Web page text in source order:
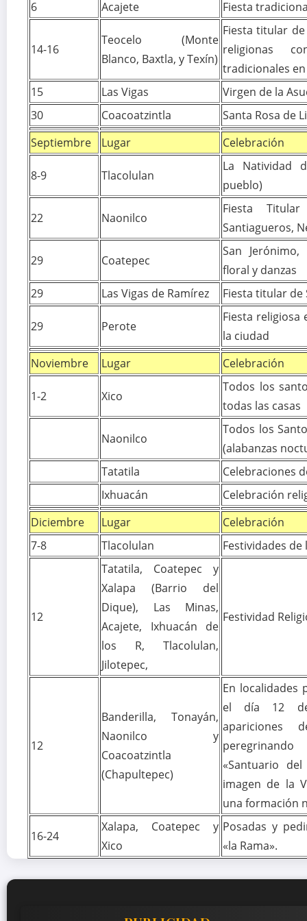
6 Acajete Fiesta
14-16
Teocelo (Monte
Blanco, Baxtla, y Texín)
Fiesta titular
religionas
tradicionales
15
Las Vigas
Virgen de la
30
Coacoatzintla
Santa Rosa de
Septiembre
Lugar Celebración
8-9 Tlacolulan
La Natividad
pueblo)
22 Naonilco
Fiesta
Santiagueros,
29 Coatepec
San
floral y danzas
29
Las Vigas de Ramírez Fiesta titular de
29 Perote
Fiesta religiosa
la ciudad
Noviembre
Lugar Celebración
1-2 Xico
Todos los
todas las casas
Naonilco
Todos los
(alabanzas
Tatatila
Celebraciones
Ixhuacán
Celebración
Diciembre
Lugar
Celebración
7-8
Tlacolulan Festividades
12
Tatatila, Coatepec y
Xalapa (Barrio del
Dique), Las Minas,
Acajete, Ixhuacán de
los R, Tlacolulan,
Jilotepec,
Festividad
12
Banderilla, Tonayán,
Naonilco y
Coacoatzintla
(Chapultepec)
En localidades
el día 12 de
apariciones
«Santuario
imagen de la
una formación
16-24
Xalapa, Coatepec y
Xico
Posadas y
«la Rama».